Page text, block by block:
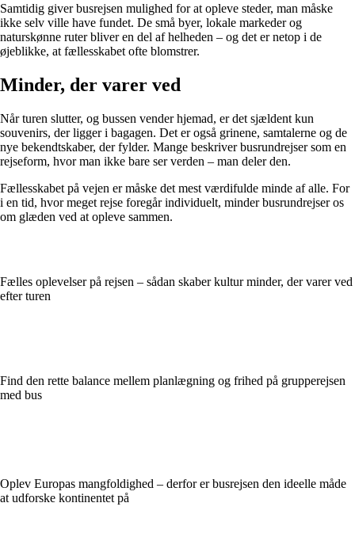
Samtidig giver busrejsen mulighed for at opleve steder, man måske
ikke selv ville have fundet. De små byer, lokale markeder og
naturskønne ruter bliver en del af helheden – og det er netop i de
øjeblikke, at fællesskabet ofte blomstrer.
Minder, der varer ved
Når turen slutter, og bussen vender hjemad, er det sjældent kun
souvenirs, der ligger i bagagen. Det er også grinene, samtalerne og de
nye bekendtskaber, der fylder. Mange beskriver busrundrejser som en
rejseform, hvor man ikke bare ser verden – man deler den.
Fællesskabet på vejen er måske det mest værdifulde minde af alle. For
i en tid, hvor meget rejse foregår individuelt, minder busrundrejser os
om glæden ved at opleve sammen.
Fælles oplevelser på rejsen – sådan skaber kultur minder, der varer ved
efter turen
Find den rette balance mellem planlægning og frihed på grupperejsen
med bus
Oplev Europas mangfoldighed – derfor er busrejsen den ideelle måde
at udforske kontinentet på